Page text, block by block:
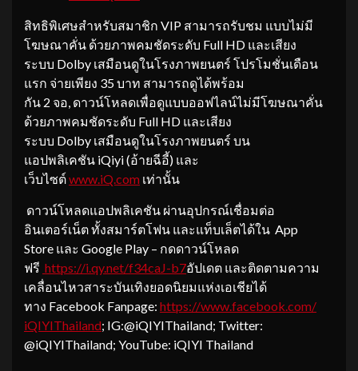
สิทธิพิเศษสำหรับสมาชิก VIP สามารถรับชม แบบไม่มี
โฆษณาคั่น ด้วยภาพคมชัดระดับ Full HD และเสียง
ระบบ Dolby เสมือนดูในโรงภาพยนตร์ โปรโมชั่นเดือน
แรก จ่ายเพียง 35 บาท สามารถดูได้พร้อม
กัน 2 จอ, ดาวน์โหลดเพื่อดูแบบออฟไลน์ไม่มีโฆษณาคั่น
ด้วยภาพคมชัดระดับ Full HD และเสียง
ระบบ Dolby เสมือนดูในโรงภาพยนตร์ บน
แอปพลิเคชัน iQiyi (อ้ายฉีอี้) และ
เว็บไซต์www.iQ.com เท่านั้น
ดาวน์โหลดแอปพลิเคชัน ผ่านอุปกรณ์เชื่อมต่อ
อินเตอร์เน็ต ทั้งสมาร์ตโฟน และแท็บเล็ตได้ใน App
Store และ Google Play – กดดาวน์โหลด
ฟรี https://i.qy.net/f34caJ-b7อัปเดต และติดตามความ
เคลื่อนไหวสาระบันเทิงยอดนิยมแห่งเอเชียได้
ทาง Facebook Fanpage: https://www.facebook.com/
iQIYIThailand; IG:@iQIYIThailand; Twitter:
@iQIYIThailand; YouTube: iQIYI Thailand